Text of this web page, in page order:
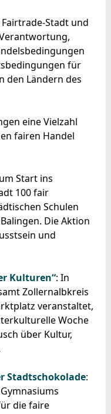
Stadt und
für
den Ländern des
eine Vielzahl
fairen Handel
Start ins
100 fair
Schulen
Die Aktion
und
Kulturen“: In
Zollernalbkreis
veranstaltet,
Woche
über Kultur,
Stadtschokolade:
die faire